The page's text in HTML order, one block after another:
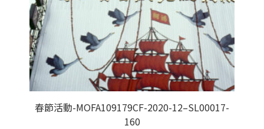
春節活動-MOFA109179CF-2020-12–SL00017-
160